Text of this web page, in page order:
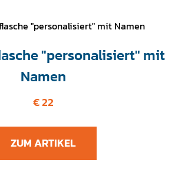
"personalisiert" mit
Namen
€ 22
ZUM ARTIKEL